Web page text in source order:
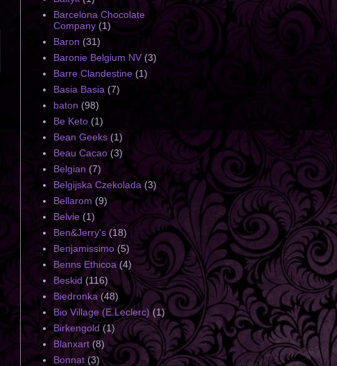
Barcelona Chocolate
Company (1)
Baron (31)
Baronie Belgium NV (3)
Barre Clandestine (1)
Basia Basia (7)
baton (98)
Be Keto (1)
Bean Geeks (1)
Beau Cacao (3)
Belgian (7)
Belgijska Czekolada (3)
Bellarom (9)
Belvie (1)
Ben&Jerry's (18)
Benjamissimo (5)
Benns Ethicoa (4)
Beskid (116)
Biedronka (48)
Bio Village (E.Leclerc) (1)
Birkengold (1)
Blanxart (8)
Bonnat (3)